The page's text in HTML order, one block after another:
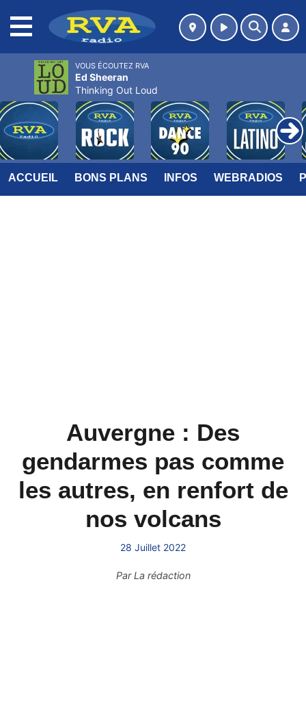
ACCUEIL BONS PLANS INFOS WEBRADIOS
Auvergne : Des
gendarmes pas comme
les autres, en renfort de
nos volcans
28 Juillet 2022
ParLa rédaction
VOUS ÉCOUTEZ RVA
Ed Sheeran
Thinking Out Loud